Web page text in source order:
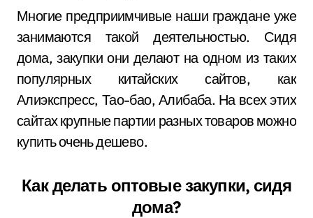
Многие предприимчивые наши граждане уже
занимаются такой деятельностью. Сидя
дома, закупки они делают на одном из таких
популярных китайских сайтов, как
Алиэкспресс, Тао-бао, Алибаба. На всех этих
сайтах крупные партии разных товаров можно
купить очень дешево.
Как делать оптовые закупки, сидя
дома?